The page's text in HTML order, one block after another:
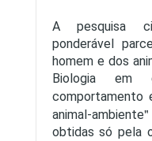
A pesquisa
ponderável
homem e dos
Biologia em
animal-ambiente
obtidas só pela